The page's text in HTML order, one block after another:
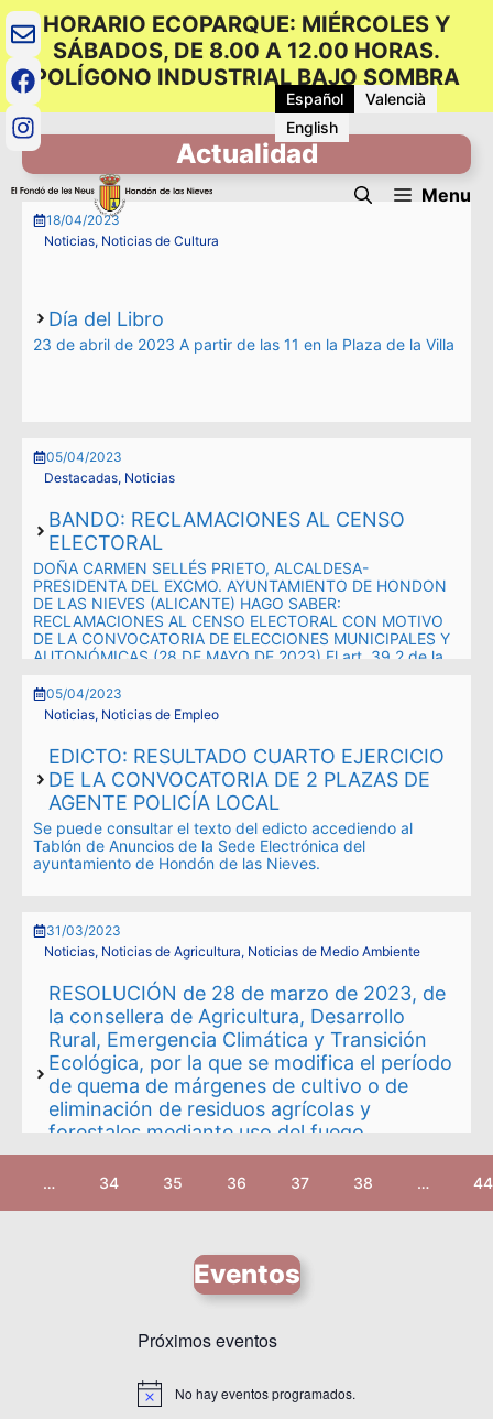
Saltar
contenido
Español
Valencià
English
Menu
HORARIO ECOPARQUE: MIÉRCOLES Y
SÁBADOS, DE 8.00 A 12.00 HORAS.
POLÍGONO INDUSTRIAL BAJO SOMBRA
Actualidad
18/04/2023
Noticias, Noticias de Cultura
Día del Libro
23 de abril de 2023 A partir de las 11 en la Plaza de la Villa
05/04/2023
Destacadas, Noticias
BANDO: RECLAMACIONES AL CENSO
ELECTORAL
DOÑA CARMEN SELLÉS PRIETO, ALCALDESA-
PRESIDENTA DEL EXCMO. AYUNTAMIENTO DE HONDON
DE LAS NIEVES (ALICANTE) HAGO SABER:
RECLAMACIONES AL CENSO ELECTORAL CON MOTIVO
DE LA CONVOCATORIA DE ELECCIONES MUNICIPALES Y
AUTONÓMICAS (28 DE MAYO DE 2023) El art. 39.2 de la
General …
Leer más
05/04/2023
Noticias, Noticias de Empleo
EDICTO: RESULTADO CUARTO EJERCICIO
DE LA CONVOCATORIA DE 2 PLAZAS DE
AGENTE POLICÍA LOCAL
Se puede consultar el texto del edicto accediendo al
Tablón de Anuncios de la Sede Electrónica del
ayuntamiento de Hondón de las Nieves.
31/03/2023
Noticias, Noticias de Agricultura, Noticias de Medio Ambiente
RESOLUCIÓN de 28 de marzo de 2023, de
la consellera de Agricultura, Desarrollo
Rural, Emergencia Climática y Transición
Ecológica, por la que se modifica el período
de quema de márgenes de cultivo o de
eliminación de residuos agrícolas y
forestales mediante uso del fuego.
[2023/3426
Conselleria de Agricultura, Desarrollo Rural, Emergencia
marzo de 2023, de la consellera de Agricultura, Desarrollo
que se modifica el período de quema de márgenes de
cultivo o de eliminación de residuos agrícolas y forestales
… 34 35 36 37 38 … 44
Eventos
Próximos eventos
No hay eventos programados.